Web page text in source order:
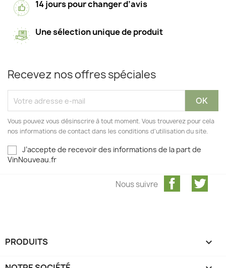
14 jours pour changer d’avis
Une sélection unique de produit
Recevez nos offres spéciales
Vous pouvez vous désinscrire à tout moment. Vous trouverez pour cela
nos informations de contact dans les conditions d'utilisation du site.
J’accepte de recevoir des informations de la part de
VinNouveau.fr
Facebook
Nous suivre
PRODUITS 